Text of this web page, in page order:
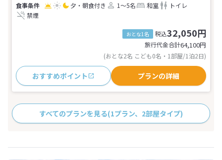
夕・朝食付き 1～5名 和室
トイレ
禁煙
おとな1名 税込32,050円
旅行代金合計64,100円
(おとな2名 こども0名・1部屋/1泊2日)
おすすめポイント プランの詳細
すべてのプランを見る(1プラン、2部屋タイプ)